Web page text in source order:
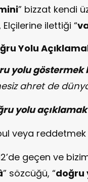
” bizzat kendi
Elçilerine ilettiği “
Yolu
yolu göstermek
ahret de
yolu
veya
geçen ve
” sözcüğü, “doğru